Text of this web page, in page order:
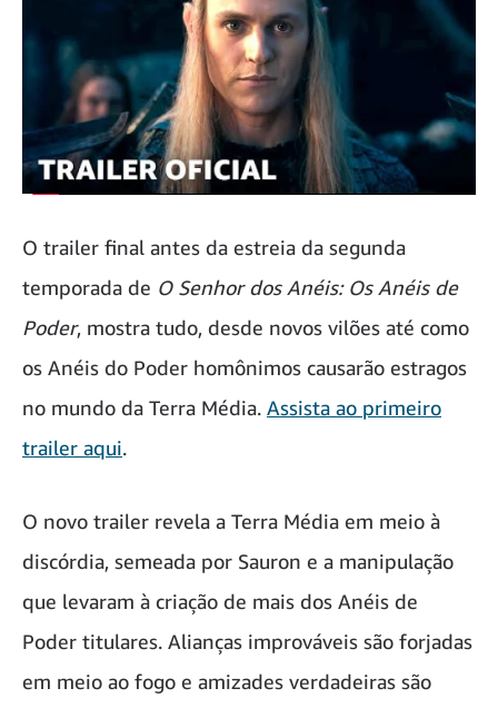
O trailer final antes da estreia da segunda
temporada de O Senhor dos Anéis: Os Anéis de
Poder, mostra tudo, desde novos vilões até como
os Anéis do Poder homônimos causarão estragos
no mundo da Terra Média. Assista ao primeiro
trailer aqui.
O novo trailer revela a Terra Média em meio à
discórdia, semeada por Sauron e a manipulação
que levaram à criação de mais dos Anéis de
Poder titulares. Alianças improváveis são forjadas
em meio ao fogo e amizades verdadeiras são